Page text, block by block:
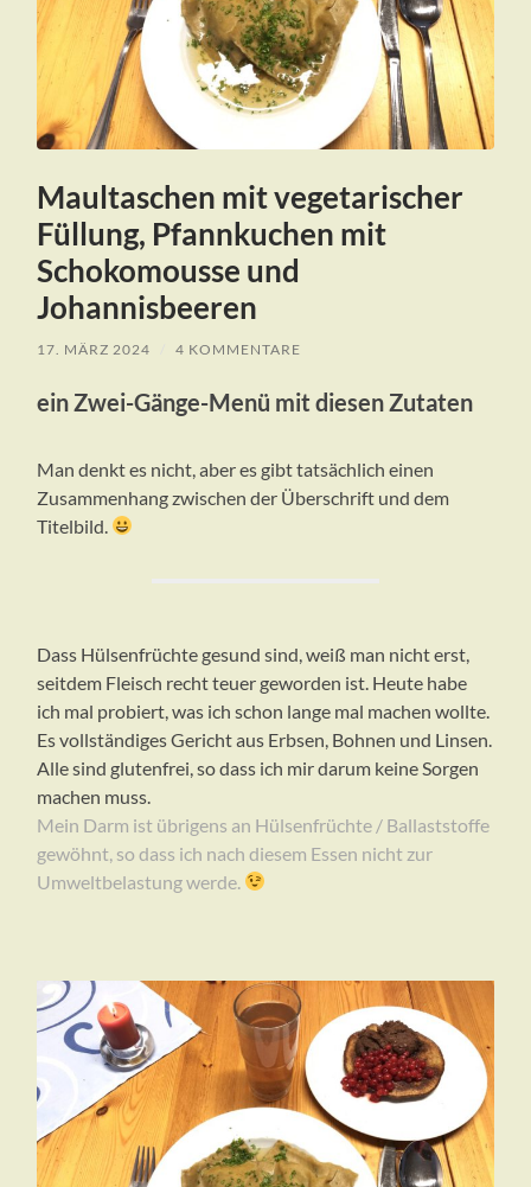
Maultaschen mit vegetarischer
Füllung, Pfannkuchen mit
Schokomousse und
Johannisbeeren
17. MÄRZ 2024 4 KOMMENTARE
ein Zwei-Gänge-Menü mit diesen Zutaten
Man denkt es nicht, aber es gibt tatsächlich einen
Zusammenhang zwischen der Überschrift und dem
Titelbild.
Dass Hülsenfrüchte gesund sind, weiß man nicht erst,
seitdem Fleisch recht teuer geworden ist. Heute habe
ich mal probiert, was ich schon lange mal machen wollte.
Es vollständiges Gericht aus Erbsen, Bohnen und Linsen.
Alle sind glutenfrei, so dass ich mir darum keine Sorgen
machen muss.
Mein Darm ist übrigens an Hülsenfrüchte / Ballaststoffe
gewöhnt, so dass ich nach diesem Essen nicht zur
Umweltbelastung werde.